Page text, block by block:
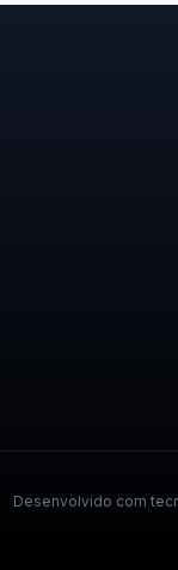
Desenvolvido com